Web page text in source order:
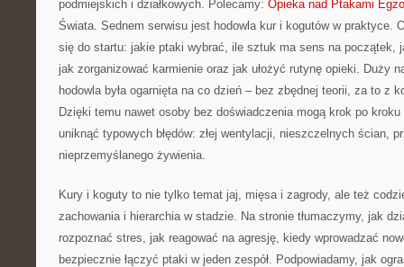
podmiejskich i działkowych. Polecamy: Opieka nad Ptakami
Świata. Sednem serwisu jest hodowla kur i kogutów w praktyce.
się do startu: jakie ptaki wybrać, ile sztuk ma sens na początek,
jak zorganizować karmienie oraz jak ułożyć rutynę opieki. Duży
hodowla była ogarnięta na co dzień – bez zbędnej teorii, za to z
Dzięki temu nawet osoby bez doświadczenia mogą krok po
uniknąć typowych błędów: złej wentylacji, nieszczelnych ścian,
nieprzemyślanego żywienia.
Kury i koguty to nie tylko temat jaj, mięsa i zagrody, ale też
zachowania i hierarchia w stadzie. Na stronie tłumaczymy, jak
rozpoznać stres, jak reagować na agresję, kiedy wprowadzać
bezpiecznie łączyć ptaki w jeden zespół. Podpowiadamy, jak